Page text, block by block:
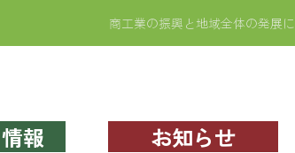
商工業の振興と地域全体の発展
報 お知らせ